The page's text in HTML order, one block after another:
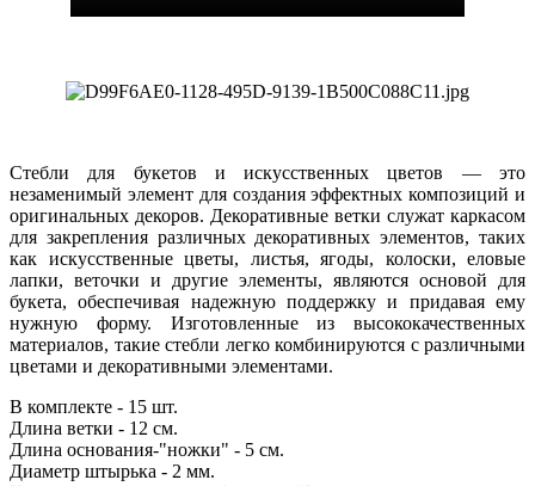
Стебли для букетов и искусственных цветов — это
незаменимый элемент для создания эффектных композиций и
оригинальных декоров. Декоративные ветки служат каркасом
для закрепления различных декоративных элементов, таких
как искусственные цветы, листья, ягоды, колоски, еловые
лапки, веточки и другие элементы, являются основой для
букета, обеспечивая надежную поддержку и придавая ему
нужную форму. Изготовленные из высококачественных
материалов, такие стебли легко комбинируются с различными
цветами и декоративными элементами.
В комплекте - 15 шт.
Длина ветки - 12 см.
Длина основания-"ножки" - 5 см.
Диаметр штырька - 2 мм.